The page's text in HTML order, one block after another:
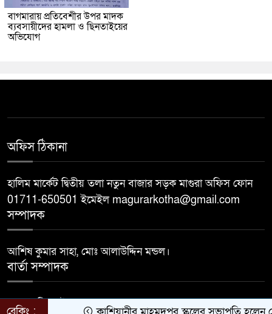
বাগমারায় প্রতিবেশীর উপর মাদক
ব্যবসায়ীদের হামলা ও ছিনতাইয়ের
অভিযোগ
অফিস ঠিকানা
হালিম মার্কেট দ্বিতীয় তলা নতুন বাজার সড়ক মাগুরা অফিস ফোন
01711-650501 ইমেইল magurarkotha@gmail.com
সম্পাদক
আশিষ কুমার সাহা, মোঃ আলাউদ্দিন মন্ডল।
বার্তা সম্পাদক
মোঃ জাহিদুল ইসলাম।